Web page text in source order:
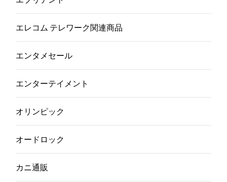
エレコム テレワーク関連商品
エンタメセール
エンターテイメント
オリンピック
オードロック
カニ通販